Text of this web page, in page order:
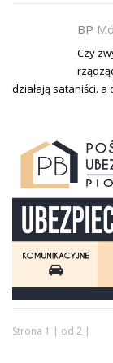
BP
Czy
działają sataniści.
Strona 1 | od 2 |